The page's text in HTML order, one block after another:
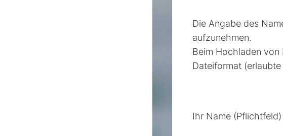
Die Angabe des
aufzunehmen.
Beim Hochladen
Dateiformat
Ihr Name (Pflichtfeld)